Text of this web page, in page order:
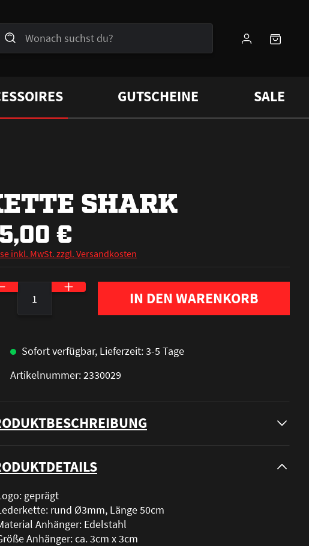
GUTSCHEINE SALE
SHARK
€
inkl. MwSt. zzgl. Versandkosten
Anzahl: Gib den gewünschten Wert ein oder
IN DEN WARENKORB
Sofort verfügbar, Lieferzeit: 3-5 Tage
Artikelnummer: 2330029
geprägt
rund Ø3mm, Länge 50cm
Anhänger: Edelstahl
Anhänger: ca. 3cm x 3cm